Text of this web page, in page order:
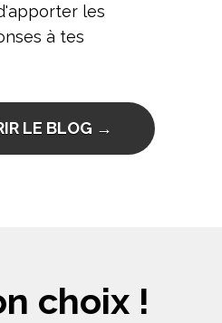
les
à tes
LE BLOG →
choix !